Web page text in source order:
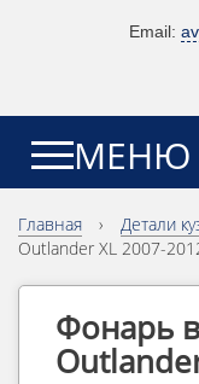
Email:
МЕНЮ
Главная › Детали
Outlander XL 2007-
Фонарь